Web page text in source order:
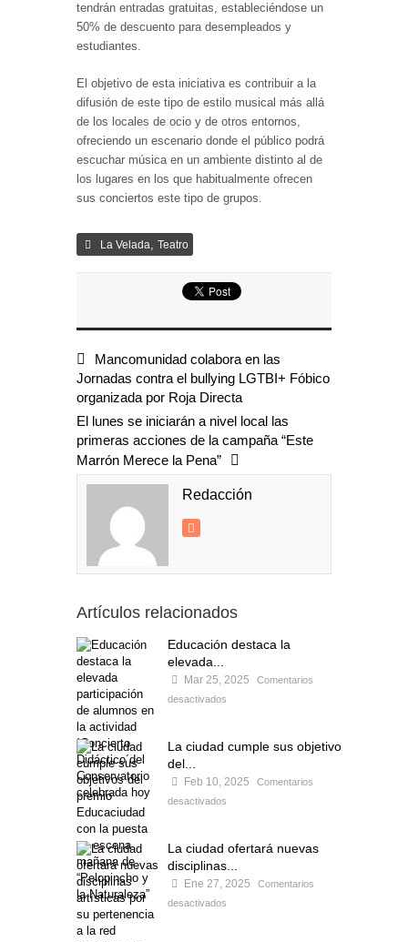
tendrán entradas gratuitas, estableciéndose un
50% de descuento para desempleados y
estudiantes.
El objetivo de esta iniciativa es contribuir a la
difusión de este tipo de estilo musical más allá
de los locales de ocio y de otros entornos,
ofreciendo un escenario donde el público podrá
escuchar música en un ambiente distinto al de
los lugares en los que habitualmente ofrecen
sus conciertos este tipo de grupos.
La Velada, Teatro
Mancomunidad colabora en las
Jornadas contra el bullying LGTBI+ Fóbico
organizada por Roja Directa
El lunes se iniciarán a nivel local las
primeras acciones de la campaña “Este
Marrón Merece la Pena”
Redacción
Artículos relacionados
Educación destaca la
elevada...
Mar 25, 2025
Comentarios
desactivados
La ciudad cumple sus objetivos
del...
Feb 10, 2025
Comentarios
desactivados
La ciudad ofertará nuevas
disciplinas...
Ene 27, 2025
Comentarios
desactivados